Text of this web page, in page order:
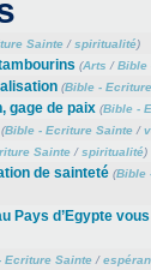
Sainte/ spiritualité)
(Arts /Bible
(Bible -
gage de paix (Bible -
(Bible - Ecriture Sainte/
Sainte/spiritualité)
de sainteté (Bible
Pays d’Egypte
Ecriture Sainte/